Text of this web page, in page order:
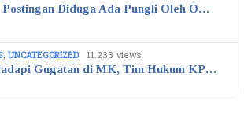
Postingan Diduga Ada Pungli Oleh O…
, UNCATEGORIZED 11.233 views
Gugatan di MK, Tim Hukum KP…